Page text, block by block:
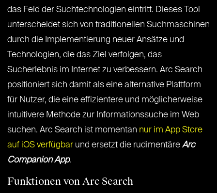
das Feld der Suchtechnologien eintritt. Dieses Tool
unterscheidet sich von traditionellen Suchmaschinen
durch die Implementierung neuer Ansätze und
Technologien, die das Ziel verfolgen, das
Sucherlebnis im Internet zu verbessern. Arc Search
positioniert sich damit als eine alternative Plattform
für Nutzer, die eine effizientere und möglicherweise
intuitivere Methode zur Informationssuche im Web
suchen. Arc Search ist momentan nur im App Store
auf iOS verfügbar und ersetzt die rudimentäre Arc
Companion App.
Funktionen von Arc Search